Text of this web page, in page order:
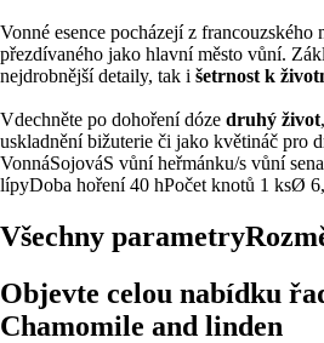
Vonné esence pocházejí z francouzského
přezdívaného jako hlavní město vůní.
nejdrobnější detaily, tak i šetrnost k
Vdechněte po dohoření dóze druhý život
uskladnění bižuterie či jako květináč pro
VonnáSojováS vůní heřmánku/s vůní
lípyDoba hoření 40 hPočet knotů 1 ksØ
Všechny parametry
Objevte celou nabídku
Chamomile and linden